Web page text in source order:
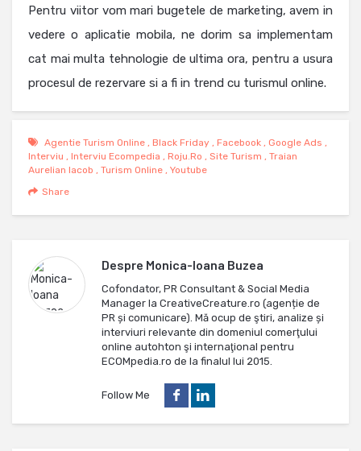
Pentru viitor vom mari bugetele de marketing, avem in
vedere o aplicatie mobila, ne dorim sa implementam
cat mai multa tehnologie de ultima ora, pentru a usura
procesul de rezervare si a fi in trend cu turismul online.
Agentie Turism Online , Black Friday , Facebook , Google Ads ,
Interviu , Interviu Ecompedia , Roju.ro , Site Turism , Traian
Aurelian Iacob , Turism Online , Youtube
Share
Despre Monica-Ioana Buzea
Cofondator, PR Consultant & Social Media
Manager la CreativeCreature.ro (agenție de
PR și comunicare). Mă ocup de ştiri, analize și
interviuri relevante din domeniul comerţului
online autohton şi internaţional pentru
ECOMpedia.ro de la finalul lui 2015.
Follow Me